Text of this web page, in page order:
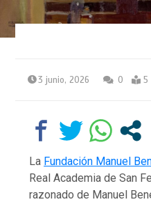
3 junio, 2026 0 5
La Fundación Manuel
Real Academia de San
razonado de Manuel